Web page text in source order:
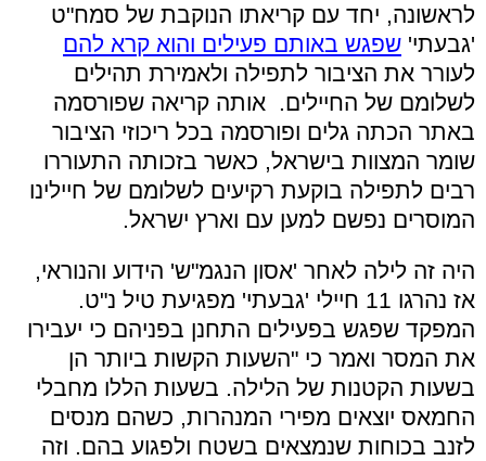
לראשונה, יחד עם קריאתו הנוקבת של סמח"ט
'גבעתי' שפגש באותם פעילים והוא קרא להם
לעורר את הציבור לתפילה ולאמירת תהילים
לשלומם של החיילים. אותה קריאה שפורסמה
באתר הכתה גלים ופורסמה בכל ריכוזי הציבור
שומר המצוות בישראל, כאשר בזכותה התעוררו
רבים לתפילה בוקעת רקיעים לשלומם של חיילינו
המוסרים נפשם למען עם וארץ ישראל.
היה זה לילה לאחר 'אסון הנגמ"ש' הידוע והנוראי,
אז נהרגו 11 חיילי 'גבעתי' מפגיעת טיל נ"ט.
המפקד שפגש בפעילים התחנן בפניהם כי יעבירו
את המסר ואמר כי "השעות הקשות ביותר הן
בשעות הקטנות של הלילה. בשעות הללו מחבלי
החמאס יוצאים מפירי המנהרות, כשהם מנסים
לזנב בכוחות שנמצאים בשטח ולפגוע בהם. וזה